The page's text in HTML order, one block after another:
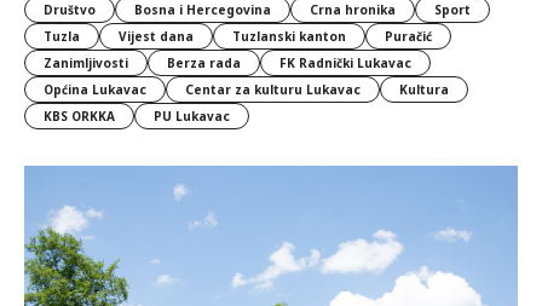
Društvo
Bosna i Hercegovina Crna hronika
Sport
Tuzla
Vijest dana Tuzlanski kanton
Puračić
Zanimljivosti
Berza rada
FK Radnički Lukavac
Općina Lukavac
Centar za kulturu Lukavac
Kultura
KBS ORKKA
PU Lukavac